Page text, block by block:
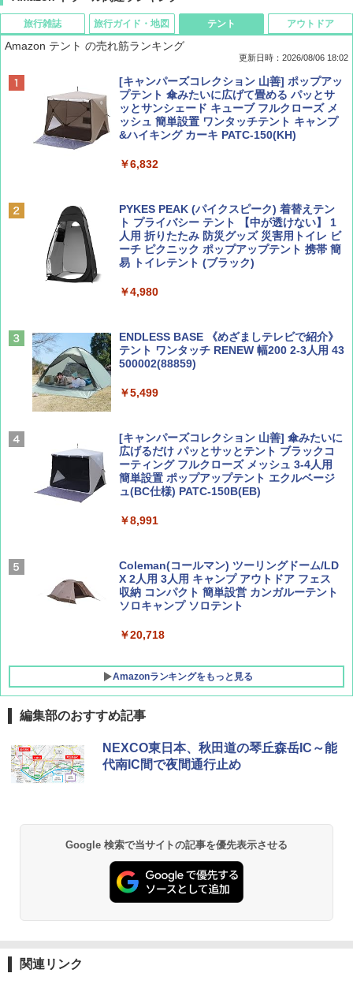
旅行雑誌
ディズニーファン ２０２６年 ９月号 [雑
誌] (ＤＩＳＮＥＹ ＦＡＮ)
￥713
￥1,540
集】ボーイング110周年を祝して！
BE-PAL(ビ-パル) 2026年 9 月号【特別付録:
SOTO ミニマル"旅"財布 ランダム2種】
￥1,500
旅行ガイド・地図
D40 地球の歩き方 チェンマイ タイ北部の魅
力的な町 2026～2027 地球の歩き方D アジア
￥2,079
￥2,479
ァキア 2026～2027 地球の歩き方A ヨーロッ
￥2,277
新しい日本地理 地図・統計・移動から読み
解く (講談社現代新書)
￥1,540
テント
Amazon テント の売れ筋ランキング
更新日時：2026/08/06 18:02
[キャンパーズコレクション 山善] ポップアッ
プテント 傘みたいに広げて畳める パッとサ
ッとサンシェード キューブ フルクローズ メ
ッシュ 簡単設置 ワンタッチテント キャンプ
&ハイキング カーキ PATC-150(KH)
￥6,832
PYKES PEAK (パイクスピーク) 着替えテン
ト プライバシー テント 【中が透けない】 1
人用 折りたたみ 防災グッズ 災害用トイレ ビ
ーチ ピクニック ポップアップテント 携帯 簡
易 トイレテント (ブラック)
￥4,980
ENDLESS BASE 《めざましテレビで紹介》
テント ワンタッチ RENEW 幅200 2-3人用 43
500002(88859)
￥5,499
[キャンパーズコレクション 山善] 傘みたいに
広げるだけ パッとサッとテント ブラックコ
ーティング フルクローズ メッシュ 3-4人用
簡単設置 ポップアップテント エクルベージ
ュ(BC仕様) PATC-150B(EB)
￥8,991
Coleman(コールマン) ツーリングドーム/LD
X 2人用 3人用 キャンプ アウトドア フェス
収納 コンパクト 簡単設営 カンガルーテント
ソロキャンプ ソロテント
￥20,718
Amazonランキングをもっと見る
アウトドア
BUNDOK(バンドック)ソロ ドーム 1 EX BDK
-08EX カーキ ソロキャンプ ポリエステル フ
レーム テント
GRANDOOR ステンレス保冷剤 2個セット 2
コンパクト 保冷力長持ち
編集部のおすすめ記事
NEXCO東日本、秋田道の琴丘森岳IC～能
代南IC間で夜間通行止め
Google 検索で当サイトの記事を優先表示させる
関連リンク